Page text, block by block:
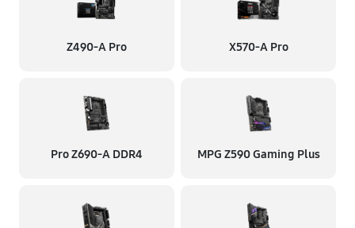
Z490-A Pro X570-A Pro
Pro Z690-A DDR4 MPG Z590 Gaming Plus